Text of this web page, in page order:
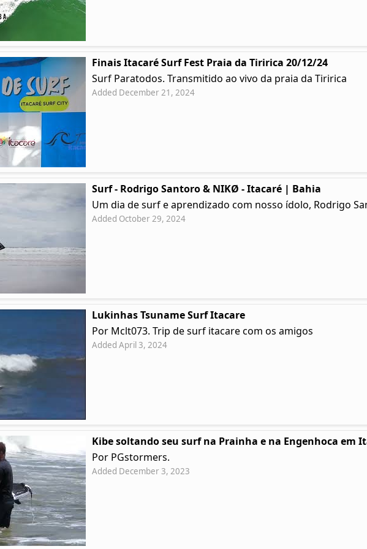
Finais Itacaré Surf Fest Praia da Tiririca 20/12/24
Surf Paratodos. Transmitido ao vivo da praia da Tiririca
Added December 21, 2024
Surf - Rodrigo Santoro & NIKØ - Itacaré | Bahia
Um dia de surf e aprendizado com nosso ídolo, Rodrigo
Added October 29, 2024
Lukinhas Tsuname Surf Itacare
Por Mclt073. Trip de surf itacare com os amigos
Added April 3, 2024
Kibe soltando seu surf na Prainha e na Engenhoca em
Por PGstormers.
Added December 3, 2023